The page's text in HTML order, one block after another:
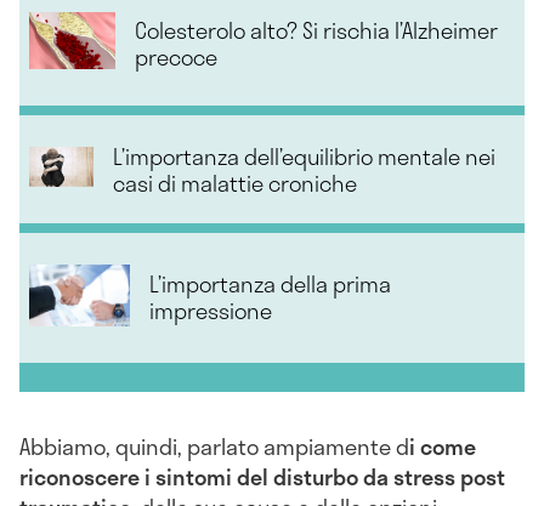
Colesterolo alto? Si rischia l’Alzheimer
precoce
L’importanza dell’equilibrio mentale nei
casi di malattie croniche
L’importanza della prima
impressione
Abbiamo, quindi, parlato ampiamente di come
riconoscere i sintomi del disturbo da stress post